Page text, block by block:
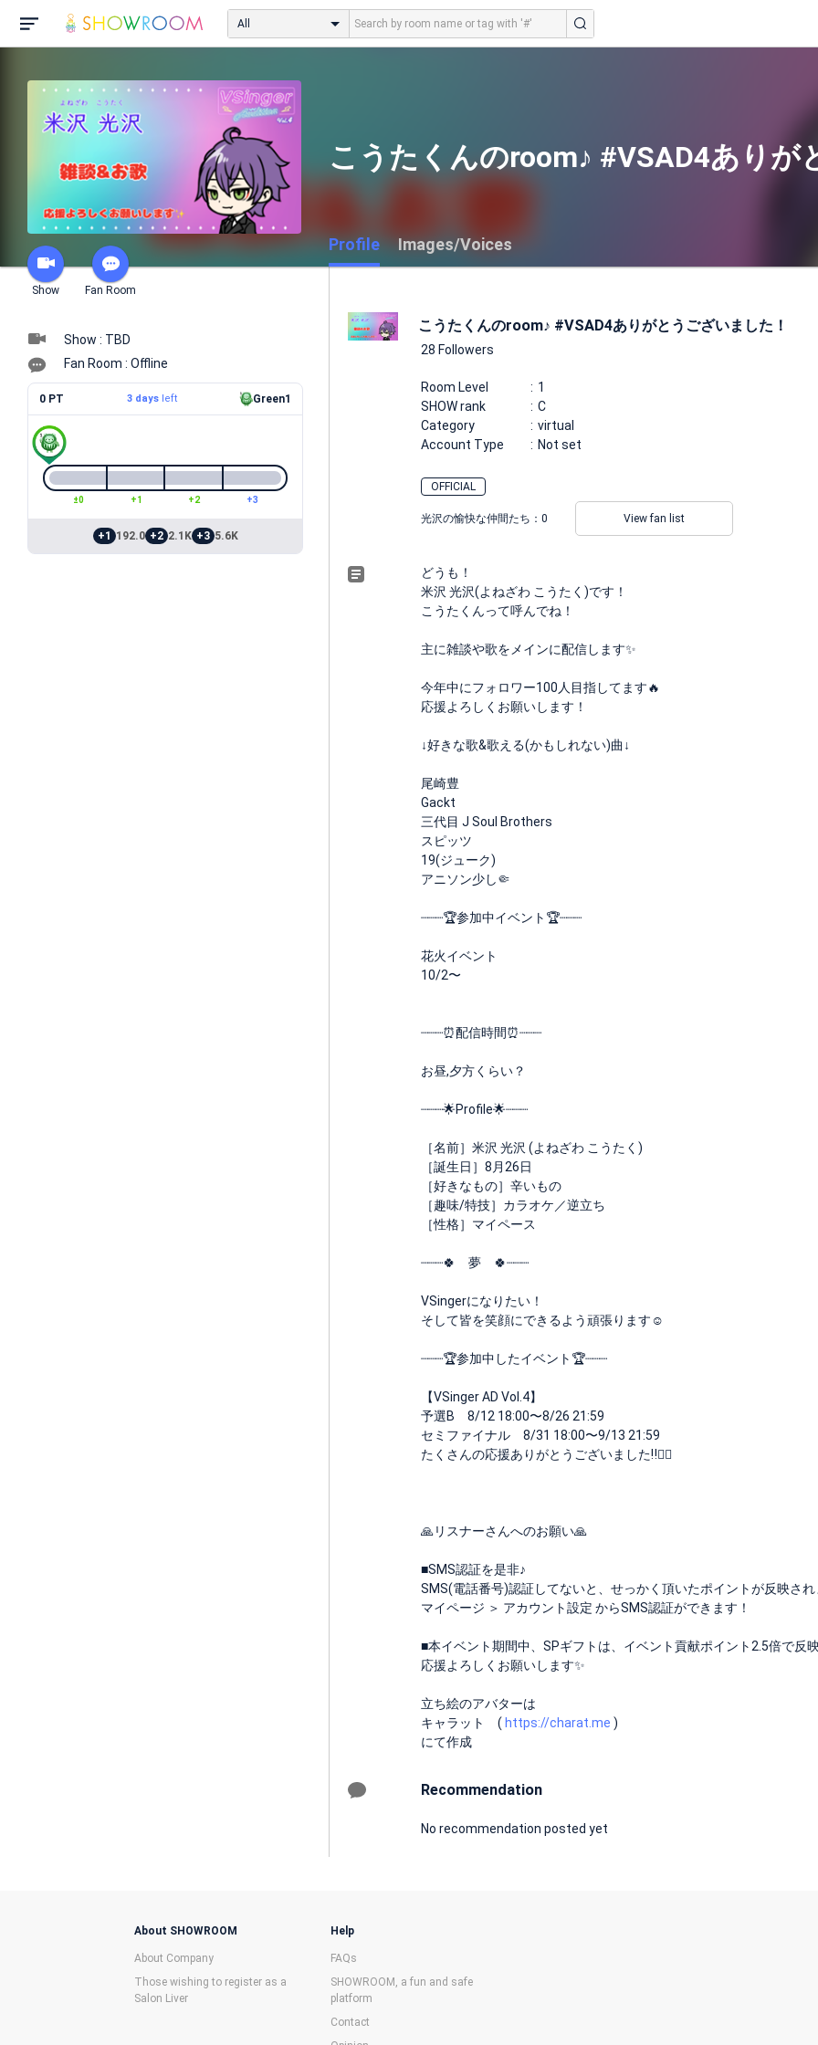
All
Show Fan Room
こうたくんのroom♪ #VSAD4ありが
Profile Images/Voices
Show : TBD
Fan Room : Offline
0 PT 3 daysleft Green1
±0 +1 +2 +3
+1 192.0 +2 2.1K +3 5.6K
こうたくんのroom♪ #VSAD4ありがとうございました！
28 Followers
Room Level
1
SHOW rank
C
Category
virtual
Account Type
Not set
OFFICIAL
光沢の愉快な仲間たち： 0 View fan list
どうも！
米沢 光沢(よねざわ こうたく)です！
こうたくんって呼んでね！
主に雑談や歌をメインに配信します✨
今年中にフォロワー100人目指してます🔥
応援よろしくお願いします！
↓好きな歌&歌える(かもしれない)曲↓
尾崎豊
Gackt
三代目 J Soul Brothers
スピッツ
19(ジューク)
アニソン少し🤏
┈┈┈🏆参加中イベント🏆┈┈┈
花火イベント
10/2〜
┈┈┈⏰配信時間⏰┈┈┈
お昼,夕方くらい？
┈┈┈🌟Profile🌟┈┈┈
［名前］米沢 光沢 (よねざわ こうたく)
［誕生日］8月26日
［好きなもの］辛いもの
［趣味/特技］カラオケ／逆立ち
［性格］マイペース
┈┈┈🍀 夢 🍀┈┈┈
VSingerになりたい！
そして皆を笑顔にできるよう頑張ります☺
┈┈┈🏆参加中したイベント🏆┈┈┈
【VSinger AD Vol.4】
予選B 8/12 18:00〜8/26 21:59
セミファイナル 8/31 18:00〜9/13 21:59
たくさんの応援ありがとうございました‼️🙇‍♂️
🙏リスナーさんへのお願い🙏
■SMS認証を是非♪
SMS(電話番号)認証してないと、せっかく頂いたポイントが反映さ
マイページ ＞ アカウント設定 からSMS認証ができます！
■本イベント期間中、SPギフトは、イベント貢献ポイント2.5倍で反
応援よろしくお願いします✨
立ち絵のアバターは
キャラット ( https://charat.me )
にて作成
Recommendation
No recommendation posted yet
About SHOWROOM
About Company
Those wishing to register as a
Salon Liver
Help
FAQs
SHOWROOM, a fun and safe
platform
Contact